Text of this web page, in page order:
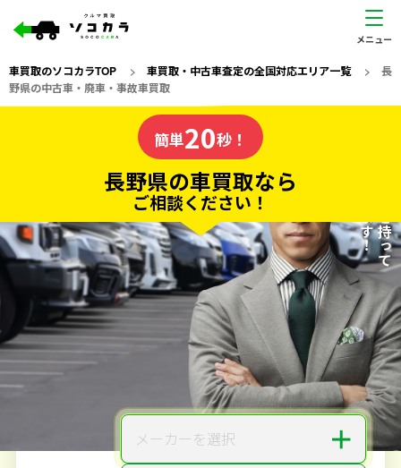
車買取のソコカラTOP > 車買取・中古車査定の全国対応エリア一覧> 長
野県の中古車・廃車・事故車買取
の車買取なら
ソコカラの
電話か出張か、高い方の査定を提案。
だから高価買取!
私たちが責任を持って
査定いたします！
簡単20秒！
長野県の車買取なら
ご相談ください！
20秒で入力完了！
無料で カンタンWeb査定
ご依頼いただいたお車を丁寧に査定いたします
メーカーを選択 ＋